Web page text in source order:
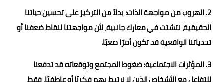
2. الهروب من مواجهة الذات: بدلاً من التركيز على تحسين حياتنا
الحقيقية، نتشتت في معارك جانبية، لأن مواجهتنا لنقاط ضعفنا أو
تحدياتنا الواقعية قد تكون أمرًا صعبًا.
3. المؤثرات الاجتماعية: ضغوط المجتمع وتوقعاته قد تدفعنا
للتفاعل مع الأشخاص الذين لا نرتبط بهم فكريًا أو عاطفيًا، فقط